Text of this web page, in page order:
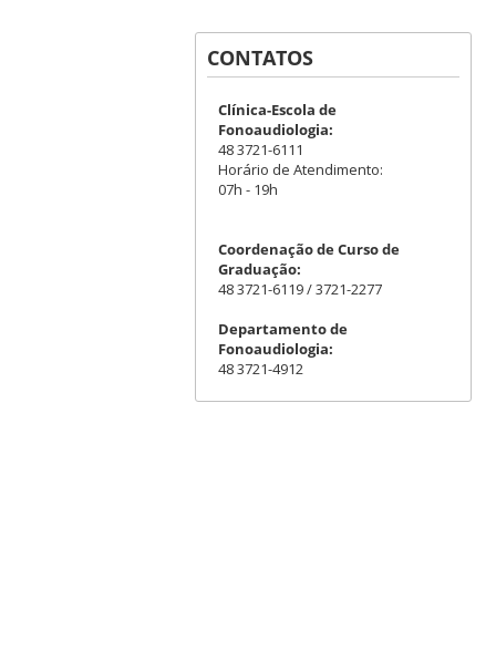
CONTATOS
Clínica-Escola de
Fonoaudiologia:
48 3721-6111
Horário de Atendimento:
07h - 19h
Coordenação de Curso de
Graduação:
48 3721-6119 / 3721-2277
Departamento de
Fonoaudiologia:
48 3721-4912